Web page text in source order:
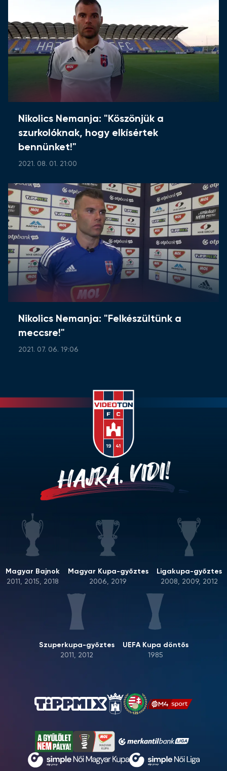
Nikolics Nemanja: "Köszönjük a
szurkolóknak, hogy elkísértek
bennünket!"
2021. 08. 01. 21:00
Nikolics Nemanja: "Felkészültünk a
meccsre!"
2021. 07. 06. 19:06
HAJRÁ, VIDI!
Magyar Bajnok
2011, 2015, 2018
Magyar Kupa-győztes
2006, 2019
Ligakupa-győztes
2008, 2009, 2012
Szuperkupa-győztes
2011, 2012
UEFA Kupa döntős
1985